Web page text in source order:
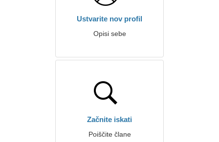
Ustvarite nov profil
Opisi sebe
Začnite iskati
Poiščite člane